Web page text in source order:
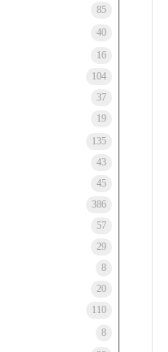
85
40
16
104
37
19
135
43
45
386
57
29
8
20
110
8